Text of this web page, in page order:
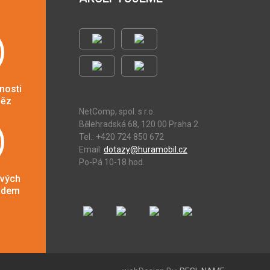
NetComp, spol. s r.o.
Bělehradská 68, 120 00 Praha 2
Tel.: +420 724 850 672
Email: dotazy@huramobil.cz
Po-Pá 10-18 hod.